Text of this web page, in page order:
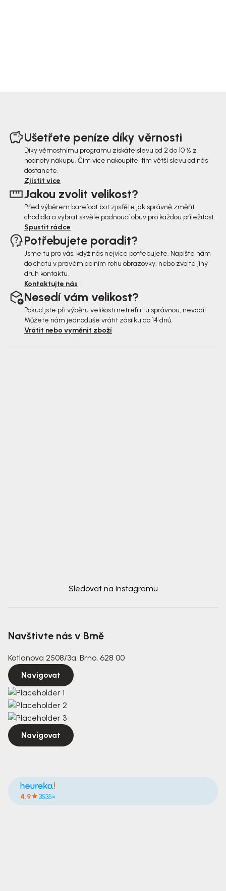
Ušetřete peníze díky věrnosti
Díky věrnostnímu programu získáte slevu od 2 do 10 % z
hodnoty nákupu. Čím více nakoupíte, tím větší slevu od nás
dostanete.
Zjistit více
Jakou zvolit velikost?
Před výběrem barefoot bot zjisťěte jak správně změřit
chodidla a vybrat skvěle padnoucí obuv pro každou příležitost.
Spustit rádce
Potřebujete poradit?
Jsme tu pro vás, když nás nejvíce potřebujete. Napište nám
do chatu v pravém dolním rohu obrazovky, nebo zvolte jiný
druh kontaktu.
Kontaktujte nás
Nesedí vám velikost?
Pokud jste při výběru velikosti netrefili tu správnou, nevadí!
Můžete nám jednoduše vrátit zásilku do 14 dnů.
Vrátit nebo vyměnit zboží
Sledovat na Instagramu
Navštivte nás v Brně
Kotlanova 2508/3a, Brno, 628 00
Navigovat
Navigovat
4.9 3535×